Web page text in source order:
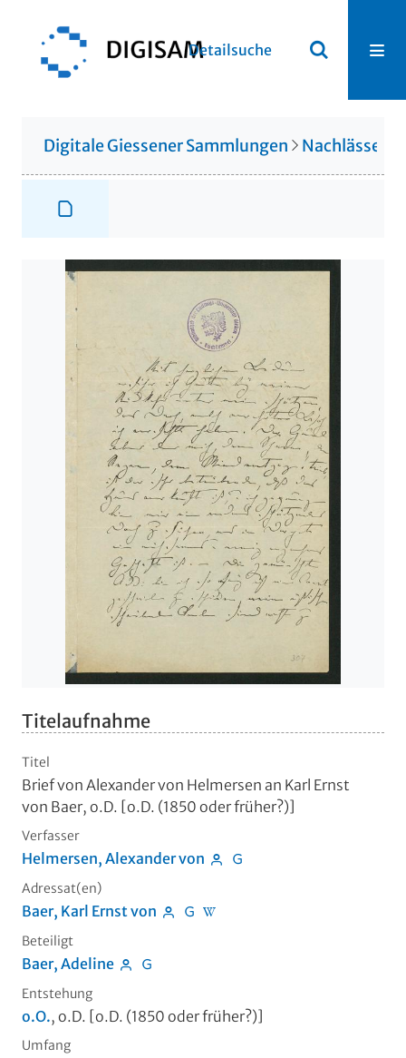
Detailsuche
Digitale Giessener Sammlungen Nachlässe
Titelaufnahme
Titel
Brief von Alexander von Helmersen an Karl Ernst
von Baer, o.D. [o.D. (1850 oder früher?)]
Verfasser
Helmersen, Alexander von
Adressat(en)
Baer, Karl Ernst von
Beteiligt
Baer, Adeline
Entstehung
o.O., o.D. [o.D. (1850 oder früher?)]
Umfang